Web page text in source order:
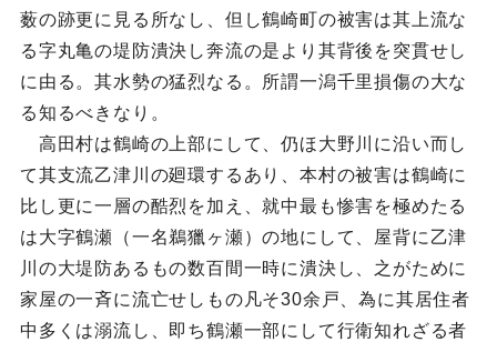
薮の跡更に見る所なし、但し鶴崎町の被害は其上流な
る字丸亀の堤防潰決し奔流の是より其背後を突貫せし
に由る。其水勢の猛烈なる。所謂一潟千里損傷の大な
る知るべきなり。
高田村は鶴崎の上部にして、仍ほ大野川に沿い而し
て其支流乙津川の廻環するあり、本村の被害は鶴崎に
比し更に一層の酷烈を加え、就中最も惨害を極めたる
は大字鶴瀬（一名鵜獵ヶ瀬）の地にして、屋背に乙津
川の大堤防あるもの数百間一時に潰決し、之がために
家屋の一斉に流亡せしもの凡そ30余戸、為に其居住者
中多くは溺流し、即ち鶴瀬一部にして行衛知れざる者